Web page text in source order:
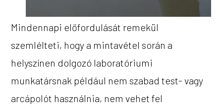
Mindennapi előfordulását remekül
szemlélteti, hogy a mintavétel során a
helyszínen dolgozó laboratóriumi
munkatársnak például nem szabad test- vagy
arcápolót használnia, nem vehet fel